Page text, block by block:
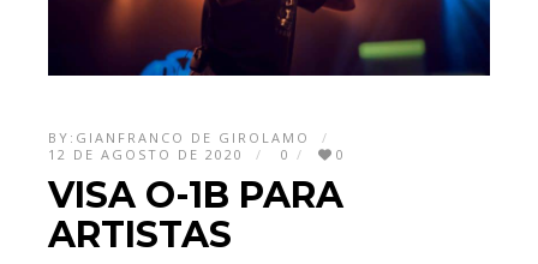
BY: GIANFRANCO DE GIROLAMO
12 DE AGOSTO DE 2020
0 0
VISA O-1B PARA
ARTISTAS